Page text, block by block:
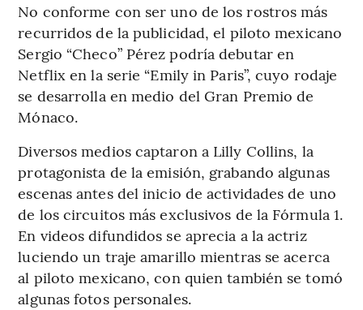
No conforme con ser uno de los rostros más
recurridos de la publicidad, el piloto mexicano
Sergio “Checo” Pérez podría debutar en
Netflix en la serie “Emily in Paris”, cuyo rodaje
se desarrolla en medio del Gran Premio de
Mónaco.
Diversos medios captaron a Lilly Collins, la
protagonista de la emisión, grabando algunas
escenas antes del inicio de actividades de uno
de los circuitos más exclusivos de la Fórmula 1.
En videos difundidos se aprecia a la actriz
luciendo un traje amarillo mientras se acerca
al piloto mexicano, con quien también se tomó
algunas fotos personales.